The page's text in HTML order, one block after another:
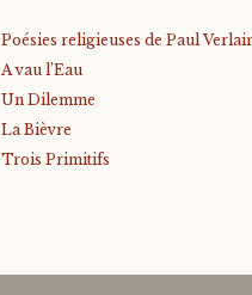
Poésies religieuses de Paul
A vau l’Eau
Un Dilemme
La Bièvre
Trois Primitifs